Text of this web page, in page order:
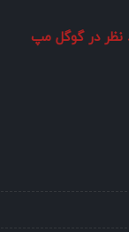
نظر در گوگل مپ